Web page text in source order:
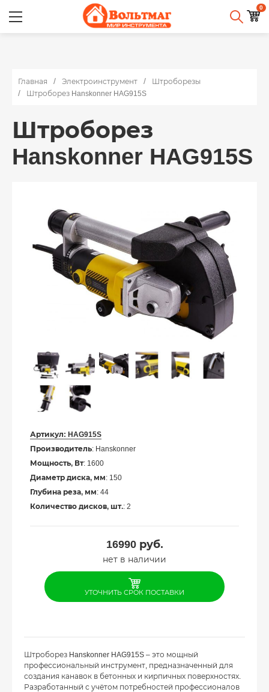
0
Главная Электроинструмент
Штроборезы
Штроборез Hanskonner HAG915S
Штроборез
Hanskonner HAG915S
Артикул: HAG915S
Производитель: Hanskonner
Мощность, Вт: 1600
Диаметр диска, мм: 150
Глубина реза, мм: 44
Количество дисков, шт.: 2
16990руб.
нет в наличии
УТОЧНИТЬ СРОК ПОСТАВКИ
Штроборез Hanskonner HAG915S – это мощный
профессиональный инструмент, предназначенный для
создания канавок в бетонных и кирпичных поверхностях.
Разработанный с учётом потребностей профессионалов